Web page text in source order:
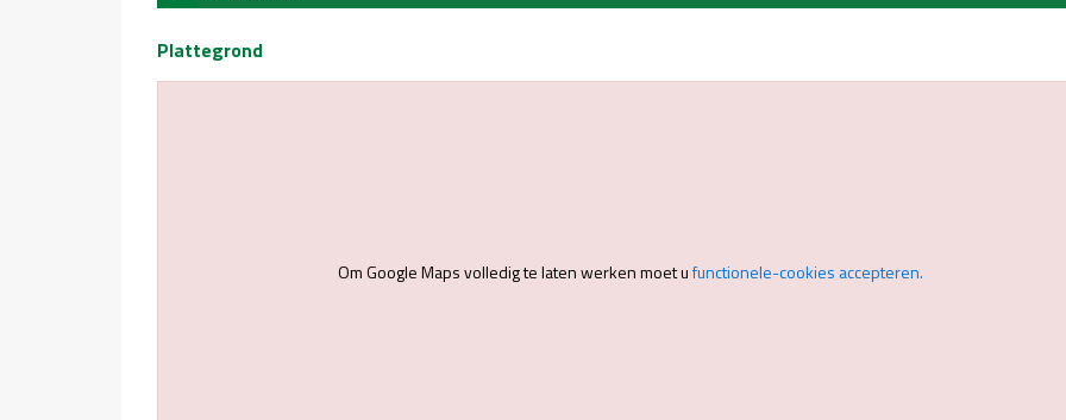
Plattegrond
Om Google Maps volledig te laten werken moet ufunctionele-cookies accepteren.